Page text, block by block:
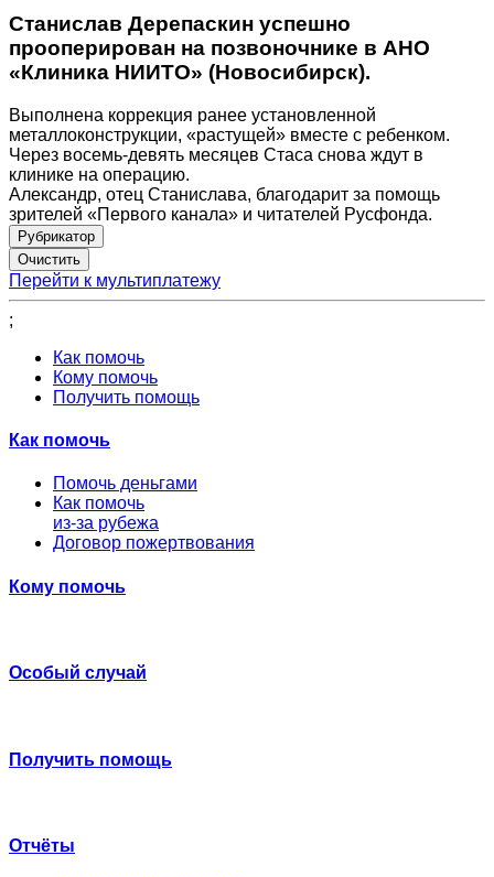
Станислав Дерепаскин успешно
прооперирован на позвоночнике в АНО
«Клиника НИИТО» (Новосибирск).
Выполнена коррекция ранее установленной
металлоконструкции, «растущей» вместе с ребенком.
Через восемь-девять месяцев Стаса снова ждут в
клинике на операцию.
Александр, отец Станислава, благодарит за помощь
зрителей «Первого канала» и читателей Русфонда.
Рубрикатор
Перейти к мультиплатежу
;
Как помочь
Кому помочь
Получить помощь
Как помочь
Помочь деньгами
Как помочь
из-за рубежа
Договор пожертвования
Кому помочь
Особый случай
Получить помощь
Отчёты